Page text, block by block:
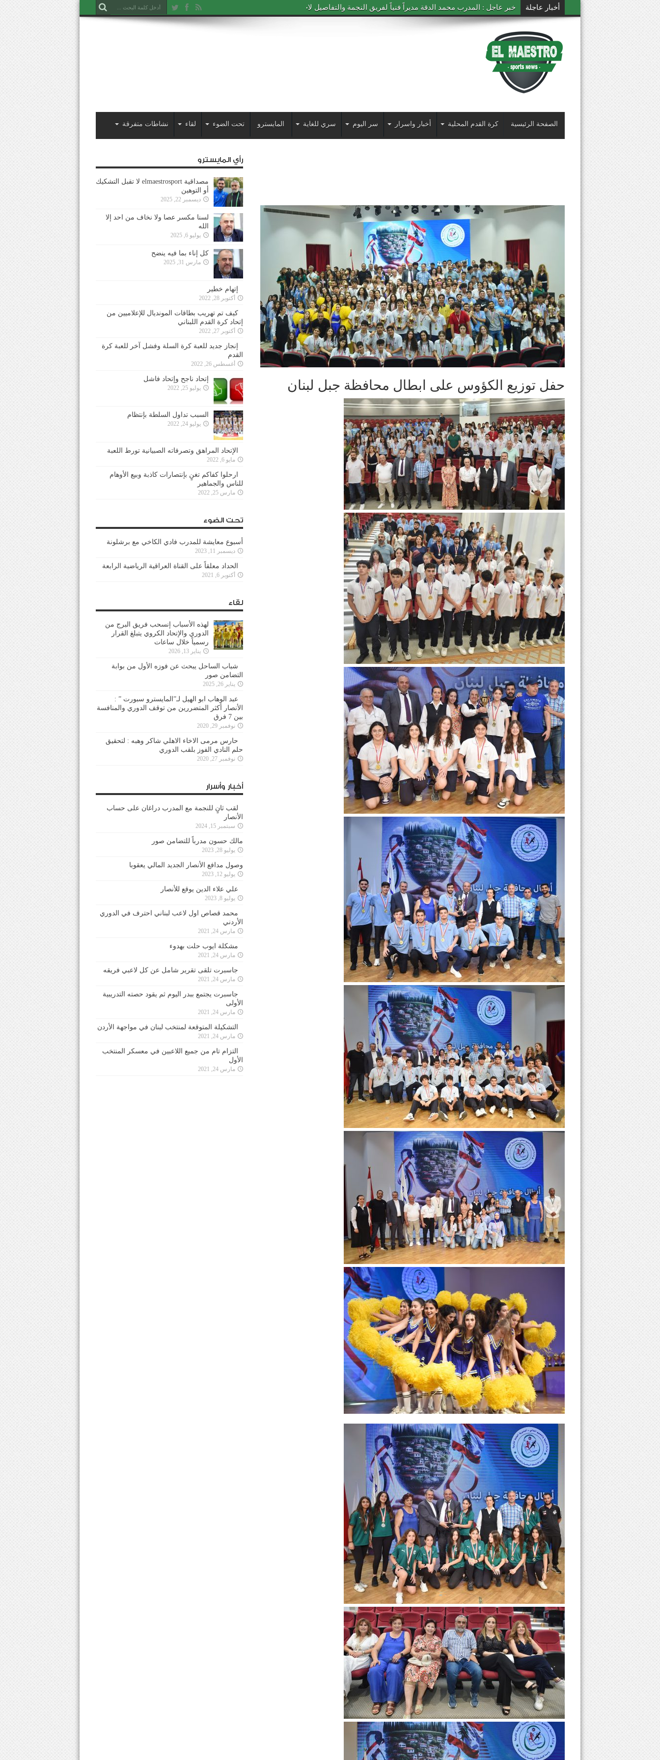
أخبار عاجلة خبر عاجل : المدرب محمد الدقة مديراً فنياً لفريق النجمة والتفاصيل لاحقاً
الصفحة الرئيسية كرة القدم المحلية أخبار واسرار سر اليوم سري للغاية المايسترو تحت الضوء لقاء نشاطات متفرقة
حفل توزيع الكؤوس على ابطال محافظة جبل لبنان
رأي المايسترو
مصداقية elmaestrosport لا تقبل التشكيك
أو التوهين
ديسمبر 22, 2025
لسنا مكسر عصا ولا نخاف من احد إلا
الله
يوليو 6, 2025
كل إناء بما فيه ينضح
مارس 31, 2025
إتهام خطير
أكتوبر 28, 2022
كيف تم تهريب بطاقات المونديال للإعلاميين من
إتحاد كرة القدم اللبناني
أكتوبر 27, 2022
إنجاز جديد للعبة كرة السلة وفشل آخر للعبة كرة
القدم
أغسطس 26, 2022
إتحاد ناجح وإتحاد فاشل
يوليو 25, 2022
السبب تداول السلطة بإنتظام
يوليو 24, 2022
الإتحاد المراهق وتصرفاته الصبيانية تورط اللعبة
مايو 6, 2022
ارحلوا كفاكم تغنٍ بإنتصارات كاذبة وبيع الأوهام
للناس والجماهير
مارس 25, 2022
تحت الضوء
أسبوع معايشة للمدرب فادي الكاخي مع برشلونة
ديسمبر 11, 2023
الحداد معلقاً على القناة العراقية الرياضية الرابعة
أكتوبر 6, 2021
لقاء
لهذه الأسباب إنسحب فريق البرج من
الدوري والإتحاد الكروي يتبلغ القرار
رسمياً خلال ساعات
يناير 13, 2026
شباب الساحل يبحث عن فوزه الأول من بوابة
التضامن صور
يناير 26, 2025
عبد الوهاب ابو الهيل لـ”المايسترو سبورت ” :
الأنصار أكثر المتضررين من توقف الدوري والمنافسة
بين 7 فرق
نوفمبر 29, 2020
حارس مرمى الاخاء الاهلي شاكر وهبه : لتحقيق
حلم النادي الفوز بلقب الدوري
نوفمبر 27, 2020
أخبار وأسرار
لقب ثانٍ للنجمة مع المدرب دراغان على حساب
الأنصار
سبتمبر 15, 2024
مالك حسون مدرباً للتضامن صور
يوليو 28, 2023
وصول مدافع الأنصار الجديد المالي يعقوبا
يوليو 12, 2023
علي علاء الدين يوقع للأنصار
يوليو 8, 2023
محمد قصاص اول لاعب لبناني احترف في الدوري
الأردني
مارس 24, 2021
مشكلة ايوب حلت بهدوء
مارس 24, 2021
جاسبرت تلقى تقرير شامل عن كل لاعبي فريقه
مارس 24, 2021
جاسبرت يجتمع ببدر اليوم ثم يقود حصته التدريبية
الأولى
مارس 24, 2021
التشكيلة المتوقعة لمنتخب لبنان في مواجهة الأردن
مارس 24, 2021
التزام تام من جميع اللاعبين في معسكر المنتخب
الأول
مارس 24, 2021